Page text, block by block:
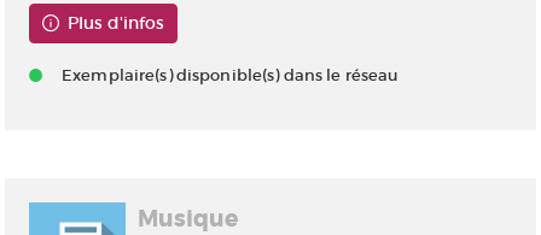
Plus d'infos
Exemplaire(s) disponible(s) dans le réseau
Musique